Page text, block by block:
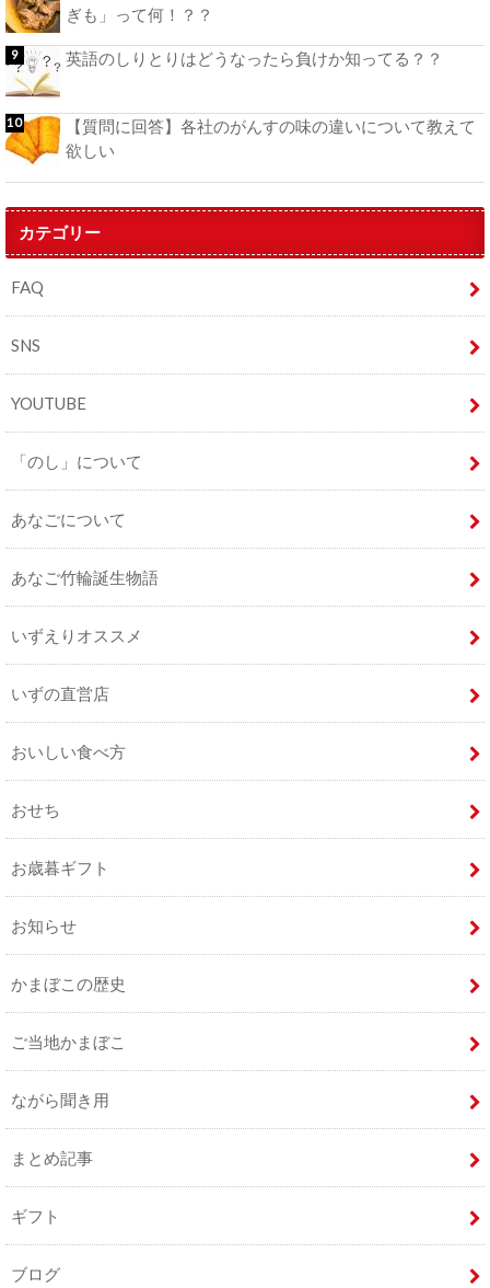
ぎも」って何！？？
英語のしりとりはどうなったら負けか知ってる？？
【質問に回答】各社のがんすの味の違いについて教えて
欲しい
カテゴリー
FAQ
SNS
YOUTUBE
「のし」について
あなごについて
あなご竹輪誕生物語
いずえりオススメ
いずの直営店
おいしい食べ方
おせち
お歳暮ギフト
お知らせ
かまぼこの歴史
ご当地かまぼこ
ながら聞き用
まとめ記事
ギフト
ブログ